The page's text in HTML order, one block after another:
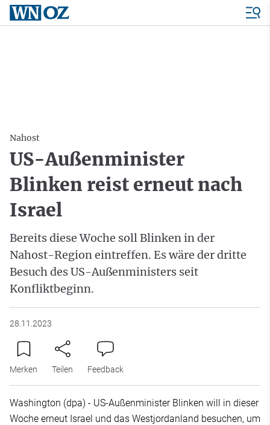
Nahost
US-Außenminister
Blinken reist erneut nach
Israel
Bereits diese Woche soll Blinken in der
Nahost-Region eintreffen. Es wäre der dritte
Besuch des US-Außenministers seit
Konfliktbeginn.
28.11.2023
Merken Teilen Feedback
Washington (dpa) - US-Außenminister Blinken will in dieser
Woche erneut Israel und das Westjordanland besuchen, um